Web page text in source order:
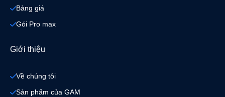
Bảng giá
Gói Pro max
Giới thiệu
Về chúng tôi
Sản phẩm của GAM